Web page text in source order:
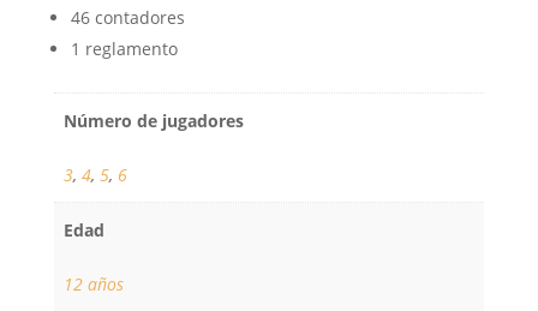
46 contadores
1 reglamento
Número de jugadores
3, 4, 5, 6
Edad
12 años